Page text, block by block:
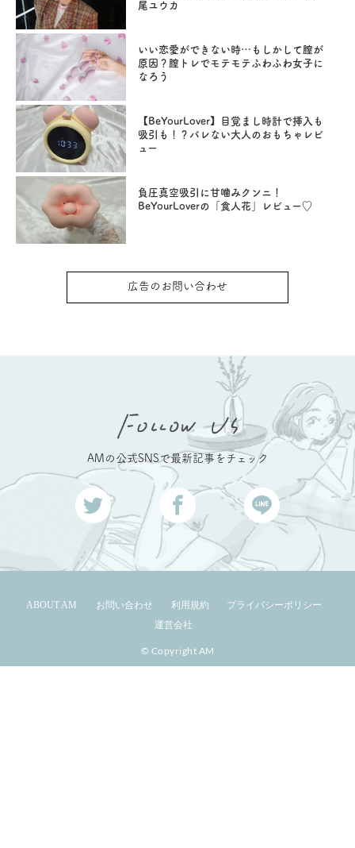
尾ユウカ
いい恋愛ができない時…もしかして膣が
原因？膣トレでモテモテふわふわ女子に
なろう
【BeYourLover】目覚まし時計で挿入も
吸引も！？バレない大人のおもちゃレビ
ュー
負圧真空吸引に甘噛みクンニ！
BeYourLoverの「食人花」レビュー♡
広告のお問い合わせ
AMの公式SNSで最新記事をチェック
ABOUT AM お問い合わせ 利用規約
プライバシーポリシー
運営会社
© Copyright AM